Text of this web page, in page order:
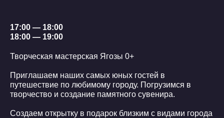
17:00 — 18:00
18:00 — 19:00
Творческая мастерская Ягозы 0+
Приглашаем наших самых юных гостей в
путешествие по любимому городу. Погрузимся в
творчество и создание памятного сувенира.
Создаем открытку в подарок близким с видами города